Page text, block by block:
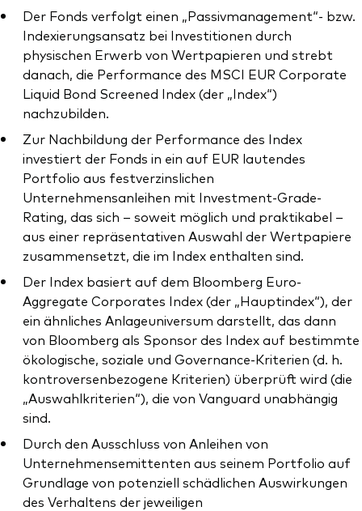
Dienstleistungen
Portfolio-Services
LifePlan-Modellportfolios
Der Fonds verfolgt einen „Passivmanagement“- bzw.
Indexierungsansatz bei Investitionen durch
physischen Erwerb von Wertpapieren und strebt
danach, die Performance des MSCI EUR Corporate
Liquid Bond Screened Index (der „Index“)
nachzubilden.
Zur Nachbildung der Performance des Index
investiert der Fonds in ein auf EUR lautendes
Portfolio aus festverzinslichen
Unternehmensanleihen mit Investment-Grade-
Rating, das sich – soweit möglich und praktikabel –
aus einer repräsentativen Auswahl der Wertpapiere
zusammensetzt, die im Index enthalten sind.
Der Index basiert auf dem Bloomberg Euro-
Aggregate Corporates Index (der „Hauptindex“), der
ein ähnliches Anlageuniversum darstellt, das dann
von Bloomberg als Sponsor des Index auf bestimmte
ökologische, soziale und Governance-Kriterien (d. h.
kontroversenbezogene Kriterien) überprüft wird (die
„Auswahlkriterien“), die von Vanguard unabhängig
sind.
Durch den Ausschluss von Anleihen von
Unternehmensemittenten aus seinem Portfolio auf
Grundlage von potenziell schädlichen Auswirkungen
des Verhaltens der jeweiligen